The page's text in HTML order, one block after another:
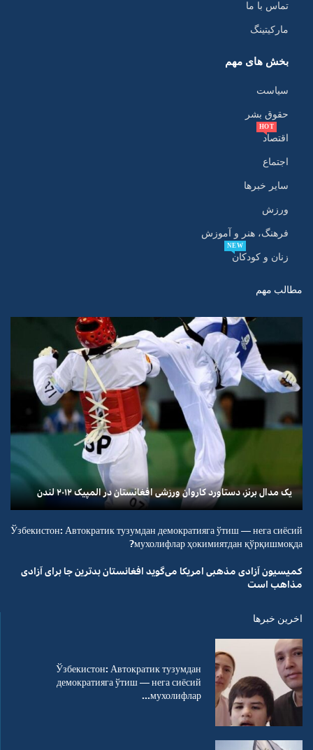
تماس با ما
مارکیتینگ
بخش های مهم
سیاست
حقوق بشر
اقتصاد
HOT
اجتماع
سایر خبرها
ورزش
فرهنگ، هنر و آموزش
زنان و کودکان
NEW
مطالب مهم
یک مدال برنز، دستاورد کاروان ورزشی افغانستان در المپیک ۲۰۱۲ لندن
Ўзбекистон: Автократик тузумдан демократияга ўтиш — нега сиёсий
мухолифлар ҳокимиятдан қўрқишмоқда?
کمیسیون آزادی مذهبی امریکا می‌گوید افغانستان بدترین جا برای آزادی
مذاهب است
اخرین خبرها
Ўзбекистон: Автократик тузумдан
демократияга ўтиш — нега сиёсий
мухолифлар...